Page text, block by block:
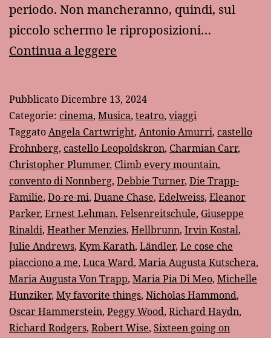
periodo. Non mancheranno, quindi, sul
piccolo schermo le riproposizioni…
Continua a leggere
PubblicatoDicembre 13, 2024
Categorie: cinema, Musica, teatro, viaggi
TaggatoAngela Cartwright, Antonio Amurri, castello
Frohnberg, castello Leopoldskron, Charmian Carr,
Christopher Plummer, Climb every mountain,
convento di Nonnberg, Debbie Turner, Die Trapp-
Familie, Do-re-mi, Duane Chase, Edelweiss, Eleanor
Parker, Ernest Lehman, Felsenreitschule, Giuseppe
Rinaldi, Heather Menzies, Hellbrunn, Irvin Kostal,
Julie Andrews, Kym Karath, Ländler, Le cose che
piacciono a me, Luca Ward, Maria Augusta Kutschera,
Maria Augusta Von Trapp, Maria Pia Di Meo, Michelle
Hunziker, My favorite things, Nicholas Hammond,
Oscar Hammerstein, Peggy Wood, Richard Haydn,
Richard Rodgers, Robert Wise, Sixteen going on